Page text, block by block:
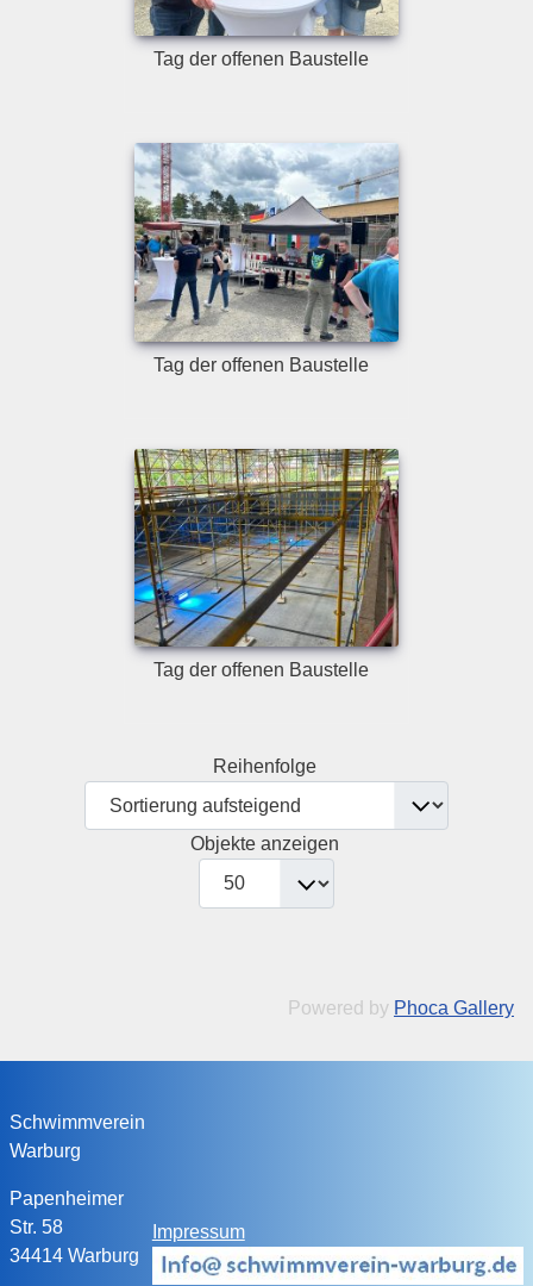
Tag der offenen Baustelle
Tag der offenen Baustelle
Tag der offenen Baustelle
Reihenfolge
Objekte anzeigen
Powered by Phoca Gallery
Schwimmverein
Warburg
Papenheimer
Str. 58
34414 Warburg
Impressum